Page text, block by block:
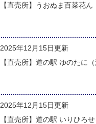
【直売所】うおぬま百菜花ん
2025年12月15日更新
【直売所】道の駅 ゆのたに（
2025年12月15日更新
【直売所】道の駅 いりひろせ